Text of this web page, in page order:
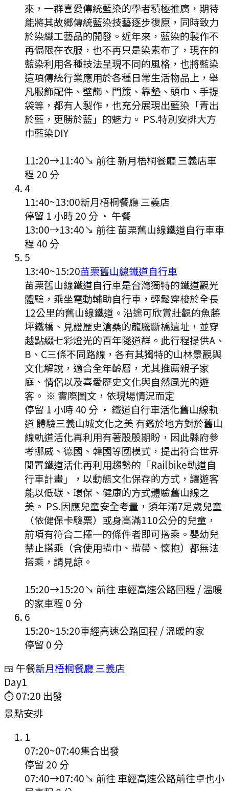
來，一群喜愛傳統藍染的學者積極推廣，期待
能將其故鄉傳統藍染技藝逐步復原，同時致力
於染織工藝品的開發。近年來，藍染的製作不
再侷限在衣服，也不再只是染素布了，現在的
藍染利用各種技法呈現不同的風格，也將藍染
這項傳統行業應用於各種日常生活物品上，舉
凡服飾配件、壁飾、門簾、靠墊、頭巾、手提
袋等，都有人製作，也充分展現出藍染「青出
於藍，更勝於藍」的魅力。 PS.特別安排大方
巾藍染DIY
11:20→11:40↘ 前往 新月梧桐餐廳 三義店車
程 20 分
4
11:40~13:00新月梧桐餐廳 三義店
停留 1 小時 20 分 · 午餐
13:00→13:40↘ 前往苗栗舊山線鐵道自行車車
程 40 分
5
13:40~15:20苗栗舊山線鐵道自行車
苗栗舊山線鐵道自行車是台灣獨特的鐵道觀光
體驗，乘坐電動輔助自行車，輕鬆穿梭於全長
12公里的舊山線鐵道。沿途可欣賞壯觀的魚藤
坪鐵橋、見證歷史滄桑的龍騰斷橋遺址，並穿
越點綴七彩燈光的百年隧道群。此行程提供A、
B、C三條不同路線，各有其獨特的山林景觀與
文化解說，適合全年齡層，尤其推薦親子家
庭、情侶以及喜愛歷史文化與自然風光的遊
客。 ※ 實際圖文，依現場情況而定
停留 1 小時 40 分 · 鐵道自行車活化舊山線軌
道 體驗三義山城文化之美 有鑑於地方對於舊山
線軌道活化再利用有著殷殷期盼，因此縣府參
考挪威、德國、韓國等國模式，提出符合世界
閒置鐵道活化再利用趨勢的「Railbike軌道自
行車計畫」，以動態文化保存的方式，讓遊客
能以低碳、環保、健康的方式體驗舊山線之
美。 PS.因應兒童安全考量，須年滿7足歲兒童
（依健保卡驗票）或身高滿110公分的兒童，
前項有符合二擇一的條件者即可搭乘。嬰幼兒
禁止搭乘（含使用揹巾、揹帶、懷抱）都無法
搭乘，請見諒。
15:20→15:20↘ 前往 車經高速公路回程 / 溫暖
的家車程 0 分
6
15:20~15:20車經高速公路回程 / 溫暖的家
停留 0 分
🍱 午餐新月梧桐餐廳 三義店
Day1
⏱07:20 出發
景點安排
1
07:20~07:40集合出發
停留 20 分
07:40→07:40↘ 前往 車經高速公路前往卓也小